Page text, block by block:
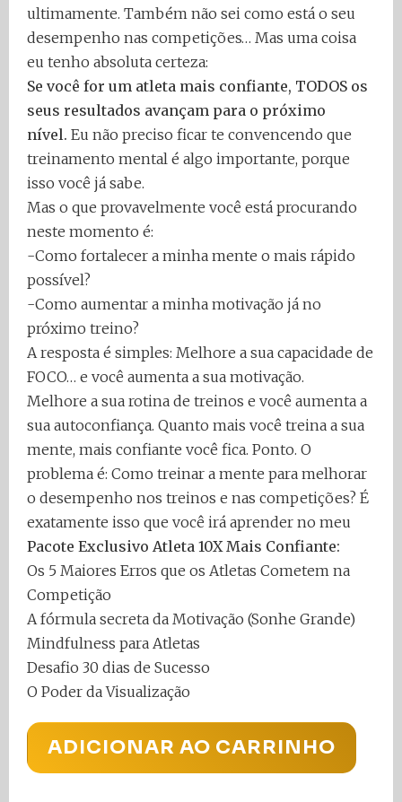
ultimamente. Também não sei como está o seu
desempenho nas competições… Mas uma coisa
eu tenho absoluta certeza:
Se você for um atleta mais confiante, TODOS os
seus resultados avançam para o próximo
nível. Eu não preciso ficar te convencendo que
treinamento mental é algo importante, porque
isso você já sabe.
Mas o que provavelmente você está procurando
neste momento é:
-Como fortalecer a minha mente o mais rápido
possível?
-Como aumentar a minha motivação já no
próximo treino?
A resposta é simples: Melhore a sua capacidade de
FOCO… e você aumenta a sua motivação.
Melhore a sua rotina de treinos e você aumenta a
sua autoconfiança. Quanto mais você treina a sua
mente, mais confiante você fica. Ponto. O
problema é: Como treinar a mente para melhorar
o desempenho nos treinos e nas competições? É
exatamente isso que você irá aprender no meu
Pacote Exclusivo Atleta 10X Mais Confiante:
Os 5 Maiores Erros que os Atletas Cometem na
Competição
A fórmula secreta da Motivação (Sonhe Grande)
Mindfulness para Atletas
Desafio 30 dias de Sucesso
O Poder da Visualização
ADICIONAR AO CARRINHO